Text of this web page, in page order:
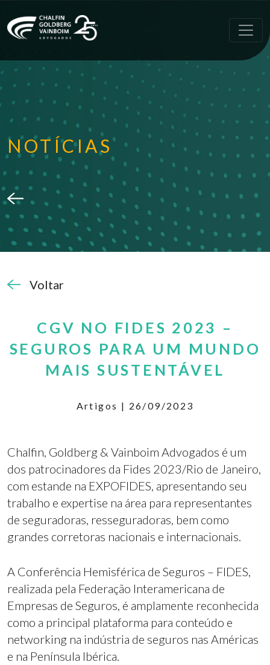
NOTÍCIAS
Voltar
CGV NO FIDES 2023 –
SEGUROS PARA UM MUNDO
MAIS SUSTENTÁVEL
Artigos | 26/09/2023
Chalfin, Goldberg & Vainboim Advogados é um
dos patrocinadores da Fides 2023/Rio de Janeiro,
com estande na EXPOFIDES, apresentando seu
trabalho e expertise na área para representantes
de seguradoras, resseguradoras, bem como
grandes corretoras nacionais e internacionais.
A Conferência Hemisférica de Seguros – FIDES,
realizada pela Federação Interamericana de
Empresas de Seguros, é amplamente reconhecida
como a principal plataforma para conteúdo e
networking na indústria de seguros nas Américas
e na Península Ibérica.